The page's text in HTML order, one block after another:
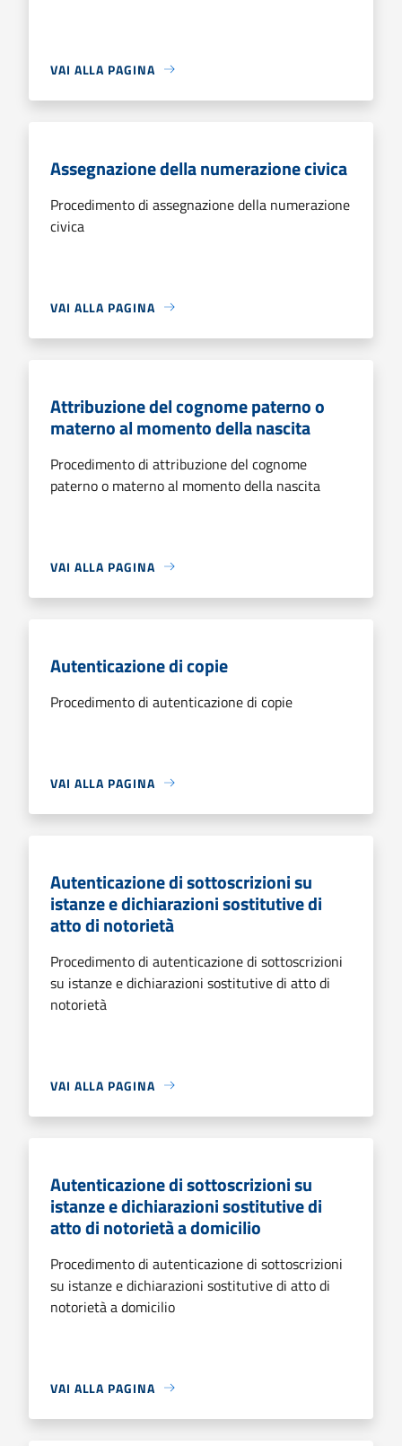
VAI ALLA PAGINA
Assegnazione della numerazione civica
Procedimento di assegnazione della numerazione
civica
VAI ALLA PAGINA
Attribuzione del cognome paterno o
materno al momento della nascita
Procedimento di attribuzione del cognome
paterno o materno al momento della nascita
VAI ALLA PAGINA
Autenticazione di copie
Procedimento di autenticazione di copie
VAI ALLA PAGINA
Autenticazione di sottoscrizioni su
istanze e dichiarazioni sostitutive di
atto di notorietà
Procedimento di autenticazione di sottoscrizioni
su istanze e dichiarazioni sostitutive di atto di
notorietà
VAI ALLA PAGINA
Autenticazione di sottoscrizioni su
istanze e dichiarazioni sostitutive di
atto di notorietà a domicilio
Procedimento di autenticazione di sottoscrizioni
su istanze e dichiarazioni sostitutive di atto di
notorietà a domicilio
VAI ALLA PAGINA